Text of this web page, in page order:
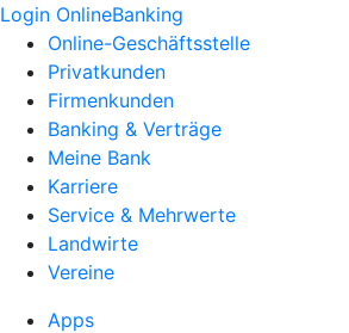
Login OnlineBanking
Online-Geschäftsstelle
Privatkunden
Firmenkunden
Banking & Verträge
Meine Bank
Karriere
Service & Mehrwerte
Landwirte
Vereine
Apps